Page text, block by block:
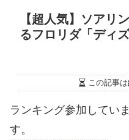
【超人気】ソアリ
るフロリダ「ディ
この記事は
ランキング参加してい
す。